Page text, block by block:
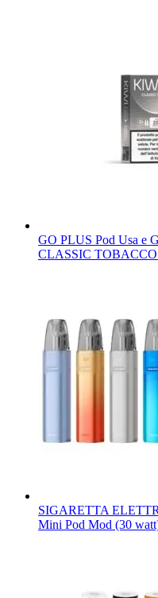
GO PLUS Pod Usa e
CLASSIC TOBACCO
SIGARETTA
Mini Pod Mod (30